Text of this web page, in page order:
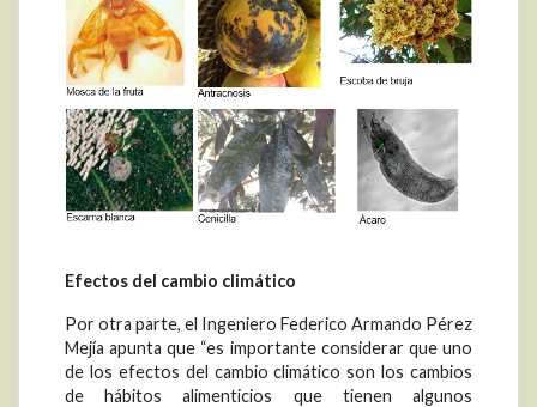
Efectos del cambio climático
Por otra parte, el Ingeniero Federico Armando Pérez
Mejía apunta que “es importante considerar que uno
de los efectos del cambio climático son los cambios
de hábitos alimenticios que tienen algunos